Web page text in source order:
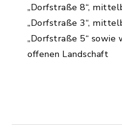
„Dorfstraße 8“,
„Dorfstraße 3“,
„Dorfstraße 5“ sowie
offenen Landschaft